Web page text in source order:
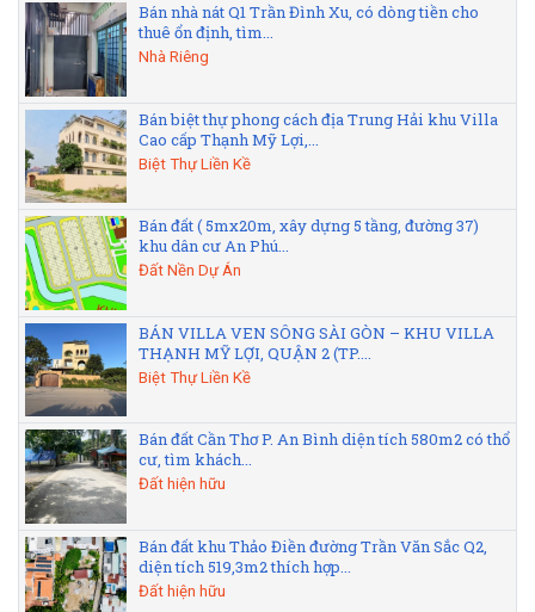
Bán nhà nát Q1 Trần Đình Xu, có dòng tiền cho
thuê ổn định, tìm...
Nhà Riêng
Bán biệt thự phong cách địa Trung Hải khu Villa
Cao cấp Thạnh Mỹ Lợi,...
Biệt Thự Liền Kề
Bán đất ( 5mx20m, xây dựng 5 tầng, đường 37)
khu dân cư An Phú...
Đất Nền Dự Án
BÁN VILLA VEN SÔNG SÀI GÒN – KHU VILLA
THẠNH MỸ LỢI, QUẬN 2 (TP....
Biệt Thự Liền Kề
Bán đất Cần Thơ P. An Bình diện tích 580m2 có thổ
cư, tìm khách...
Đất hiện hữu
Bán đất khu Thảo Điền đường Trần Văn Sắc Q2,
diện tích 519,3m2 thích hợp...
Đất hiện hữu